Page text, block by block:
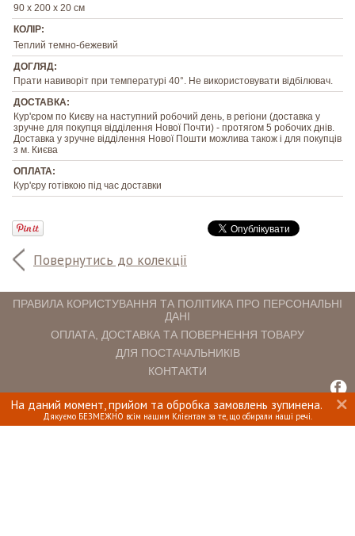
На даний момент, прийом та обробка замовлень зупинена.
Дякуємо БЕЗМЕЖНО всім нашим Клієнтам за те, що обирали наші речі.
Повернутись до колекції
90 х 200 х 20 см
КОЛІР:
Теплий темно-бежевий
ДОГЛЯД:
Прати навиворіт при температурі 40°. Не використовувати відбілювач.
ДОСТАВКА:
Кур'єром по Києву на наступний робочий день, в регіони (доставка у
зручне для покупця відділення Нової Почти) - протягом 5 робочих днів.
Доставка у зручне відділення Нової Пошти можлива також і для покупців
з м. Києва
ОПЛАТА:
Кур'єру готівкою під час доставки
ПРАВИЛА КОРИСТУВАННЯ ТА ПОЛІТИКА ПРО ПЕРСОНАЛЬНІ
ДАНІ
ОПЛАТА, ДОСТАВКА ТА ПОВЕРНЕННЯ ТОВАРУ
ДЛЯ ПОСТАЧАЛЬНИКІВ
КОНТАКТИ
INTERIOMANIA © 2018. ВСІ ПРАВА ЗАХИЩЕНІ.